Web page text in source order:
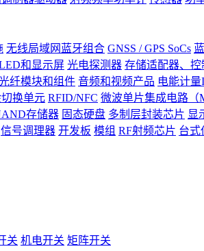
无线局域网蓝牙组合 GNSS / GPS SoCs
和显示屏 光电探测器 存储适配器、控
纤模块和组件 音频和视频产品 电能计量
换单元 RFID/NFC 微波单片集成电路（
存储器 固态硬盘 多制层封装芯片 显
信号调理器 开发板 模组 RF射频芯片 台式
关 机电开关 矩阵开关